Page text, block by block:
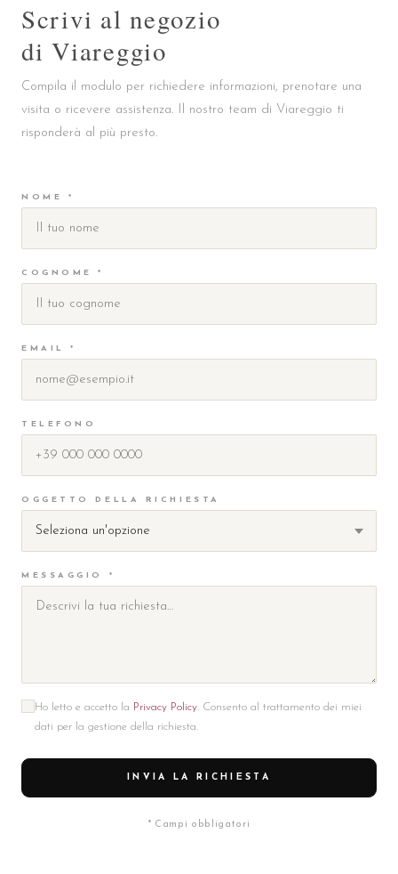
Scrivi al negozio
di Viareggio
Compila il modulo per richiedere informazioni, prenotare una
visita o ricevere assistenza. Il nostro team di Viareggio ti
risponderà al più presto.
NOME *
COGNOME *
EMAIL *
TELEFONO
OGGETTO DELLA RICHIESTA
MESSAGGIO *
Ho letto e accetto la Privacy Policy. Consento al trattamento dei miei
dati per la gestione della richiesta.
INVIA LA RICHIESTA
* Campi obbligatori